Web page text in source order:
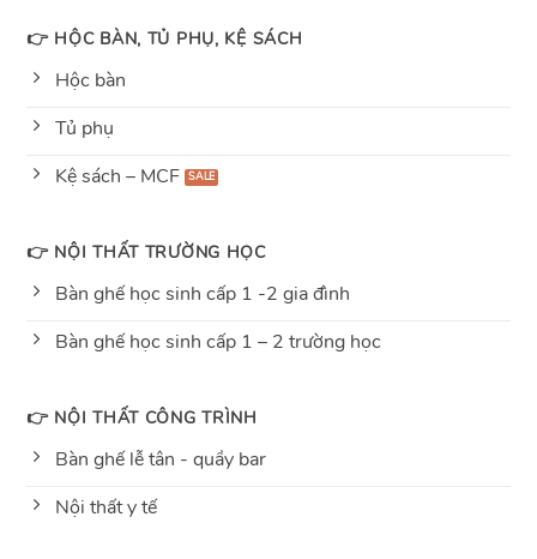
👉 HỘC BÀN, TỦ PHỤ, KỆ SÁCH
Hộc bàn
Tủ phụ
Kệ sách – MCF
👉 NỘI THẤT TRƯỜNG HỌC
Bàn ghế học sinh cấp 1 -2 gia đình
Bàn ghế học sinh cấp 1 – 2 trường học
👉 NỘI THẤT CÔNG TRÌNH
Bàn ghế lễ tân - quầy bar
Nội thất y tế